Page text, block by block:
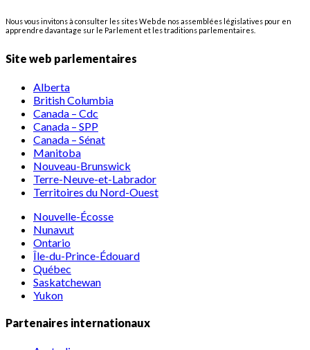
Nous vous invitons à consulter les sites Web de nos assemblées législatives pour en
apprendre davantage sur le Parlement et les traditions parlementaires.
Site web parlementaires
Alberta
British Columbia
Canada – Cdc
Canada – SPP
Canada – Sénat
Manitoba
Nouveau-Brunswick
Terre-Neuve-et-Labrador
Territoires du Nord-Ouest
Nouvelle-Écosse
Nunavut
Ontario
Île-du-Prince-Édouard
Québec
Saskatchewan
Yukon
Partenaires internationaux